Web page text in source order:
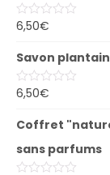
Note
5
6,50€
Savon plantain
Note
5
6,50€
Coffret
sans parfums